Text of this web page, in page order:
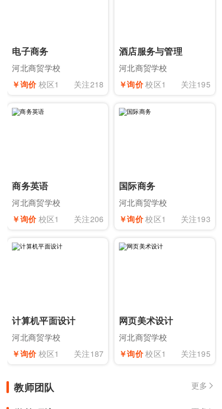
电子商务
河北商贸学校
￥询价 校区1 关注218
酒店服务与管理
河北商贸学校
￥询价校区1 关注195
商务英语
河北商贸学校
￥询价 校区1 关注206
国际商务
河北商贸学校
￥询价校区1 关注193
计算机平面设计
河北商贸学校
￥询价 校区1 关注187
网页美术设计
河北商贸学校
￥询价校区1 关注195
教师团队 更多 